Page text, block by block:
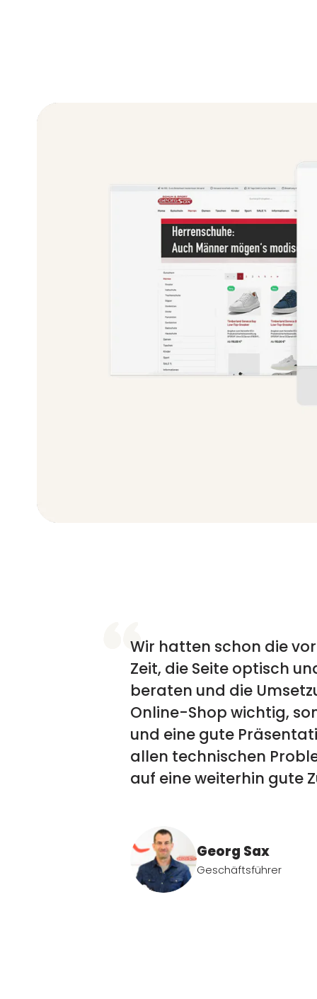
Wir hatten schon die
Zeit, die Seite optisch
beraten und die
Online-Shop wichtig,
und eine gute
allen technischen
auf eine weiterhin gute
Georg Sax
Geschäftsführer